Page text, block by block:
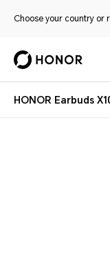
Choose your country or
HONOR Earbuds